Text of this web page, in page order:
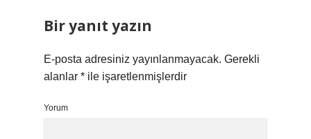
Bir yanıt yazın
E-posta adresiniz yayınlanmayacak. Gerekli
alanlar * ile işaretlenmişlerdir
Yorum